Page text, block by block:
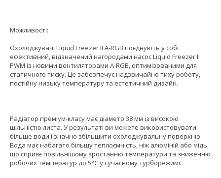
Можливості:
Охолоджувачі Liquid Freezer II A-RGB поєднують у собі
ефективний, відзначений нагородами насос Liquid Freezer II
PWM із новими вентиляторами A-RGB, оптимізованими для
статичного тиску. Це забезпечує надзвичайно тиху роботу,
постійну низьку температуру та естетичний дизайн.
Радіатор преміум-класу має діаметр 38 мм із високою
щільністю листа. У результаті ви можете використовувати
більше води і значно збільшити охолоджувальну поверхню.
Вода має набагато більшу теплоємність, ніж алюміній або мідь,
що сприяє повільнішому зростанню температури та зниженню
робочих температур до 5°С у сучасному турборежимі.